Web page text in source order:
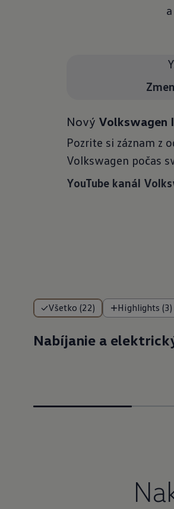
Nový Volkswagen
Pozrite si záznam z
Volkswagen počas
YouTube kanál
Všetko (22) Highlights (3)
Nabíjanie a